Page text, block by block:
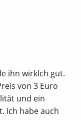
ihn wirklch gut.
von 3 Euro
und ein
Ich habe auch